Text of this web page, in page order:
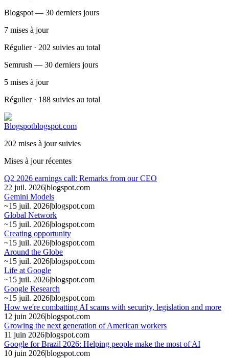
Blogspot — 30 derniers jours
7 mises à jour
Régulier · 202 suivies au total
Semrush — 30 derniers jours
5 mises à jour
Régulier · 188 suivies au total
Blogspotblogspot.com
202 mises à jour suivies
Mises à jour récentes
Q2 2026 earnings call: Remarks from our CEO
22 juil. 2026|blogspot.com
Gemini Models
~15 juil. 2026|blogspot.com
Global Network
~15 juil. 2026|blogspot.com
Creating opportunity
~15 juil. 2026|blogspot.com
Around the Globe
~15 juil. 2026|blogspot.com
Life at Google
~15 juil. 2026|blogspot.com
Google Research
~15 juil. 2026|blogspot.com
How we're combatting AI scams with security, legislation and more
12 juin 2026|blogspot.com
Growing the next generation of American workers
11 juin 2026|blogspot.com
Google for Brazil 2026: Helping people make the most of AI
10 juin 2026|blogspot.com